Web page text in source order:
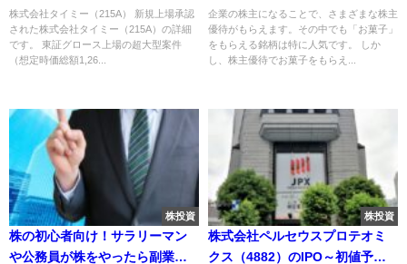
株式会社タイミー（215A） 新規上場承認
された株式会社タイミー（215A）の詳細
です。 東証グロース上場の超大型案件
（想定時価総額1,26...
企業の株主になることで、さまざまな株主
優待がもらえます。その中でも「お菓子」
をもらえる銘柄は特に人気です。 しか
し、株主優待でお菓子をもらえ...
株投資
株の初心者向け！サラリーマン
や公務員が株をやったら副業に
株投資
株式会社ペルセウスプロテオミ
クス（4882）のIPO～初値予想